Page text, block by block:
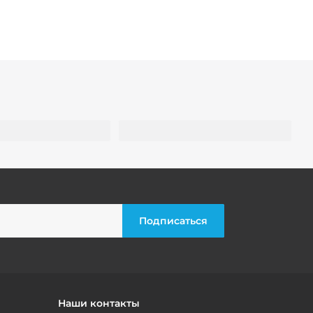
Наши контакты